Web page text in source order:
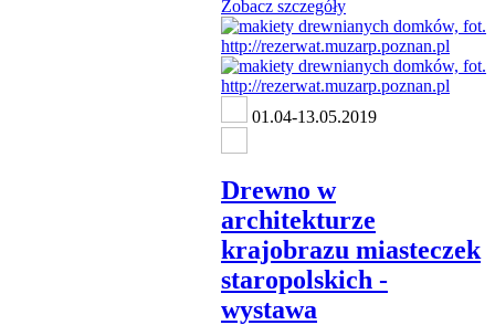
Zobacz szczegóły
01.04-13.05.2019
Drewno w
architekturze
krajobrazu miasteczek
staropolskich -
wystawa